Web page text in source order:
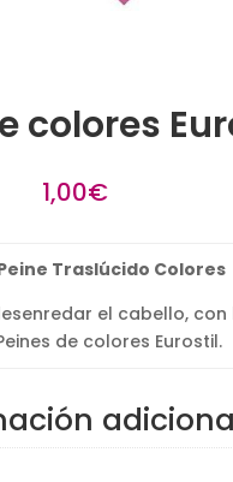
colores
1,00€
Traslúcido Colores
el cabello, con
de colores Eurostil.